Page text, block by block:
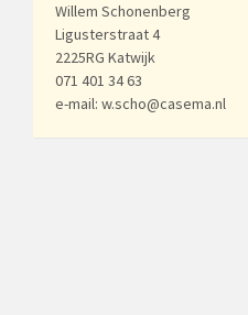
Willem Schonenberg
Ligusterstraat 4
2225RG Katwijk
071 401 34 63
e-mail: w.scho@casema.nl